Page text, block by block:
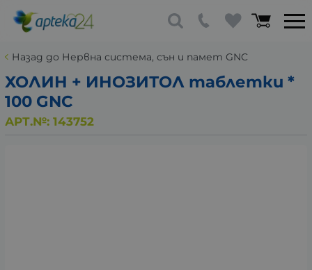
Назад до Нервна система, сън и памет GNC
ХОЛИН + ИНОЗИТОЛ таблетки *
100 GNC
АРТ.№: 143752